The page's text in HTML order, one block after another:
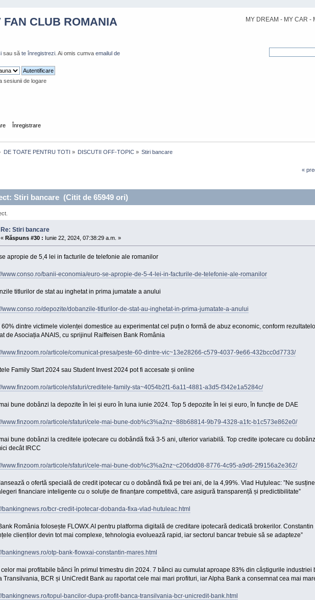
CLUB ROMANIA MY DREAM - MY CAR -
sau să te înregistrezi . Ai omis cumva emailul de
sesiunii de logare
Înregistrare
DE TOATE PENTRU TOTI » DISCUTII OFF-TOPIC» Stiri bancare
«
Stiri bancare (Citit de 65949 ori)
Re: Stiri bancare
« Răspuns #30 : Iunie 22, 2024, 07:38:29 a.m. »
apropie de 5,4 lei in facturile de telefonie ale romanilor
www.conso.ro/banii-economia/euro-se-apropie-de-5-4-lei-in-facturile-de-telefonie-ale-romanilor
titlurilor de stat au inghetat in prima jumatate a anului
www.conso.ro/depozite/dobanzile-titlurilor-de-stat-au-inghetat-in-prima-jumatate-a-anului
60% dintre victimele violenței domestice au experimentat cel puțin o formă de abuz economic, conform
de Asociația ANAIS, cu sprijinul Raiffeisen Bank România
www.finzoom.ro/articole/comunicat-presa/peste-60-dintre-vic~13e28266-c579-4037-9e66-432bcc0d7733/
Family Start 2024 sau Student Invest 2024 pot fi accesate și online
www.finzoom.ro/articole/sfaturi/creditele-family-sta~4054b2f1-6a11-4881-a3d5-f342e1a5284c/
bune dobânzi la depozite în lei și euro în luna iunie 2024. Top 5 depozite în lei și euro, în funcție de DAE
www.finzoom.ro/articole/sfaturi/cele-mai-bune-dob%c3%a2nz~88b68814-9b79-4328-a1fc-b1c573e862e0/
bune dobânzi la creditele ipotecare cu dobândă fixă 3-5 ani, ulterior variabilă. Top credite ipotecare cu
decât IRCC
www.finzoom.ro/articole/sfaturi/cele-mai-bune-dob%c3%a2nz~c206dd08-8776-4c95-a9d6-2f9156a2e362/
o ofertă specială de credit ipotecar cu o dobândă fixă pe trei ani, de la 4,99%. Vlad Huțuleac: ”Ne
financiare inteligente cu o soluție de finanțare competitivă, care asigură transparență și predictibilitate”
bankingnews.ro/bcr-credit-ipotecar-dobanda-fixa-vlad-hutuleac.html
România folosește FLOWX.AI pentru platforma digitală de creditare ipotecară dedicată brokerilor. Constantin
clienților devin tot mai complexe, tehnologia evoluează rapid, iar sectorul bancar trebuie să se adapteze”
bankingnews.ro/otp-bank-flowxai-constantin-mares.html
celor mai profitabile bănci în primul trimestru din 2024. 7 bănci au cumulat aproape 83% din câștigurile industriei
Transilvania, BCR și UniCredit Bank au raportat cele mai mari profituri, iar Alpha Bank a consemnat cea mai
bankingnews.ro/topul-bancilor-dupa-profit-banca-transilvania-bcr-unicredit-bank.html